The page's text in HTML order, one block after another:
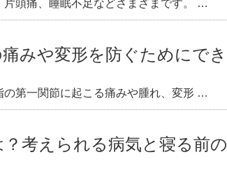
頭痛、睡眠不足などさまざまです。 …
みや変形を防ぐためにでき
第一関節に起こる痛みや腫れ、変形 …
考えられる病気と寝る前の